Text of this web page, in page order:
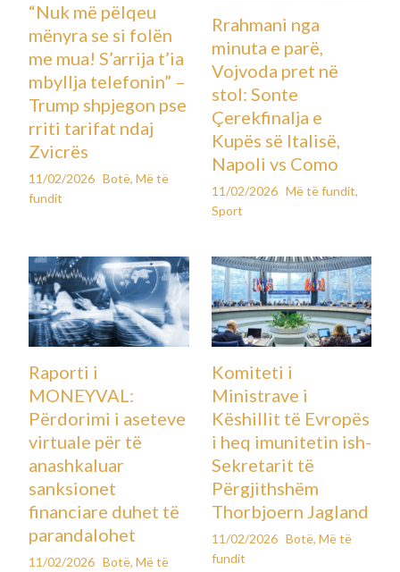
“Nuk më pëlqeu
mënyra se si folën
me mua! S’arrija t’ia
mbyllja telefonin” –
Trump shpjegon pse
rriti tarifat ndaj
Zvicrës
11/02/2026 Botë,Më të
fundit
Rrahmani nga
minuta e parë,
Vojvoda pret në
stol: Sonte
Çerekfinalja e
Kupës së Italisë,
Napoli vs Como
11/02/2026 Më të fundit,
Sport
Raporti i
MONEYVAL:
Përdorimi i aseteve
virtuale për të
anashkaluar
sanksionet
financiare duhet të
parandalohet
11/02/2026 Botë,Më të
Komiteti i
Ministrave i
Këshillit të Evropës
i heq imunitetin ish-
Sekretarit të
Përgjithshëm
Thorbjoern Jagland
11/02/2026 Botë, Më të
fundit